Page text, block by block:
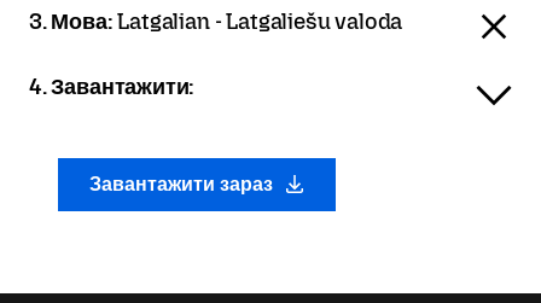
3. Мова:Latgalian - Latgaliešu valoda
4. Завантажити:
Завантажити зараз